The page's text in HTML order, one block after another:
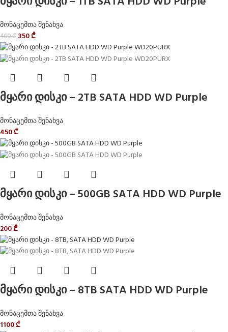
მონაცემთა შენახვა
400₾ 350₾
მყარი დისკი – 2TB SATA HDD WD Purple
მონაცემთა შენახვა
450₾
მყარი დისკი – 500GB SATA HDD WD Purple
მონაცემთა შენახვა
200₾
მყარი დისკი – 8TB SATA HDD WD Purple
მონაცემთა შენახვა
1100₾